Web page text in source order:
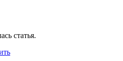
статья.